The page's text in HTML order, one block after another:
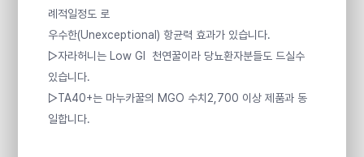
례적일정도 로
우수한(Unexceptional) 항균력 효과가 있습니다.
▷자라허니는 Low GI 천연꿀이라 당뇨환자분들도 드실수
있습니다.
▷TA40+는 마누카꿀의 MGO 수치2,700 이상 제품과 동
일합니다.